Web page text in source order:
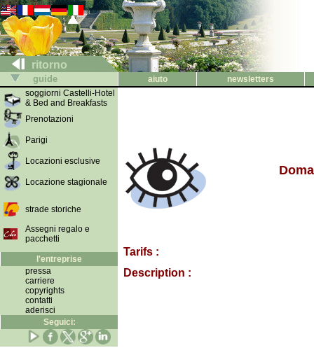
ritorno
guide aiuto
newsletters
soggiorni Castelli-Hotel
& Bed and Breakfasts
Prenotazioni
Parigi
Locazioni esclusive
Locazione stagionale
strade storiche
Assegni regalo e
pacchetti
l'entreprise
pressa
carriere
copyrights
contatti
aderisci
Seguici:
Tarifs :
Description :